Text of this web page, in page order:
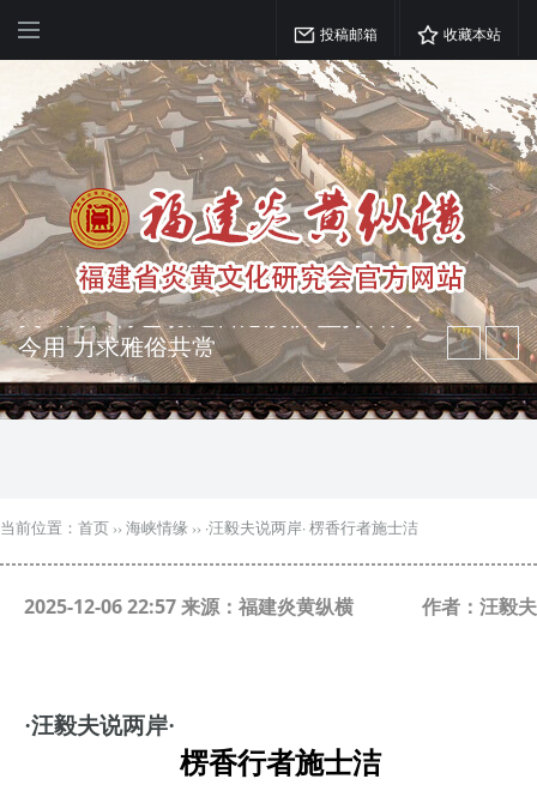
投稿邮箱 收藏本站
弘扬优秀文化 振奋民族精神 介绍民族
瑰宝 宣传中华精英
突出海西特色 报道台港澳侨 坚持古为
当前位置： 首页 ›› 海峡情缘 ›› ·汪毅夫说两岸· 楞香行者施士洁
2025-12-06 22:57 来源：福建炎黄纵横 作者：汪毅夫
·汪毅夫说两岸·
楞香行者施士洁